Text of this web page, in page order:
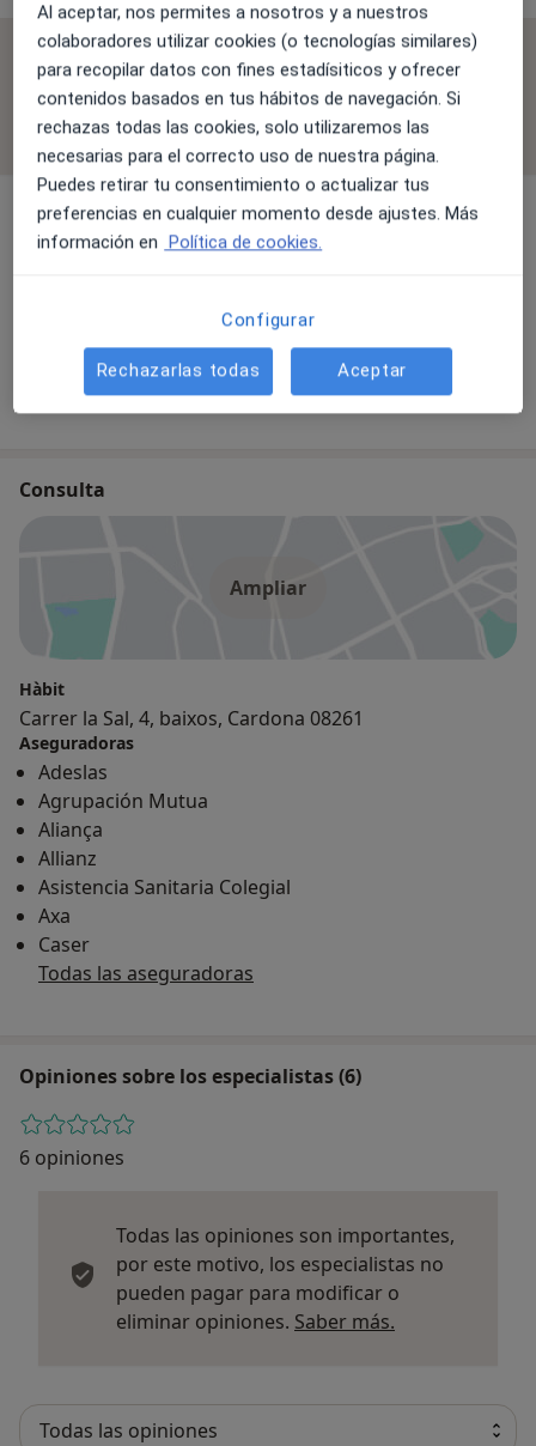
No se aceptan aseguradoras
Todos los especialistas de esta clínica solo aceptan
pacientes privados.
Dietista Nutricionista
Aina Rabasa Armengot
Dietista Nutricionista
1 opinión
Consulta
Ampliar
Hàbit
Carrer la Sal, 4, baixos, Cardona 08261
Aseguradoras
Adeslas
Agrupación Mutua
Aliança
Allianz
Asistencia Sanitaria Colegial
Axa
Caser
Todas las aseguradoras
Opiniones sobre los especialistas (6)
6 opiniones
Todas las opiniones son importantes,
por este motivo, los especialistas no
pueden pagar para modificar o
eliminar opiniones. Saber más.
Al aceptar, nos permites a nosotros y a nuestros
colaboradores utilizar cookies (o tecnologías similares)
para recopilar datos con fines estadísiticos y ofrecer
contenidos basados en tus hábitos de navegación. Si
rechazas todas las cookies, solo utilizaremos las
necesarias para el correcto uso de nuestra página.
Puedes retirar tu consentimiento o actualizar tus
preferencias en cualquier momento desde ajustes. Más
información en Política de cookies.
Configurar
Rechazarlas todas Aceptar